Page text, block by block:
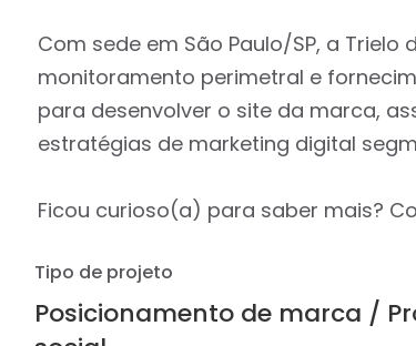
Com sede em São Paulo/SP, a
monitoramento perimetral e
para desenvolver o site da marca,
estratégias de marketing digital
Ficou curioso(a) para saber mais?
Tipo de projeto
Posicionamento de marca